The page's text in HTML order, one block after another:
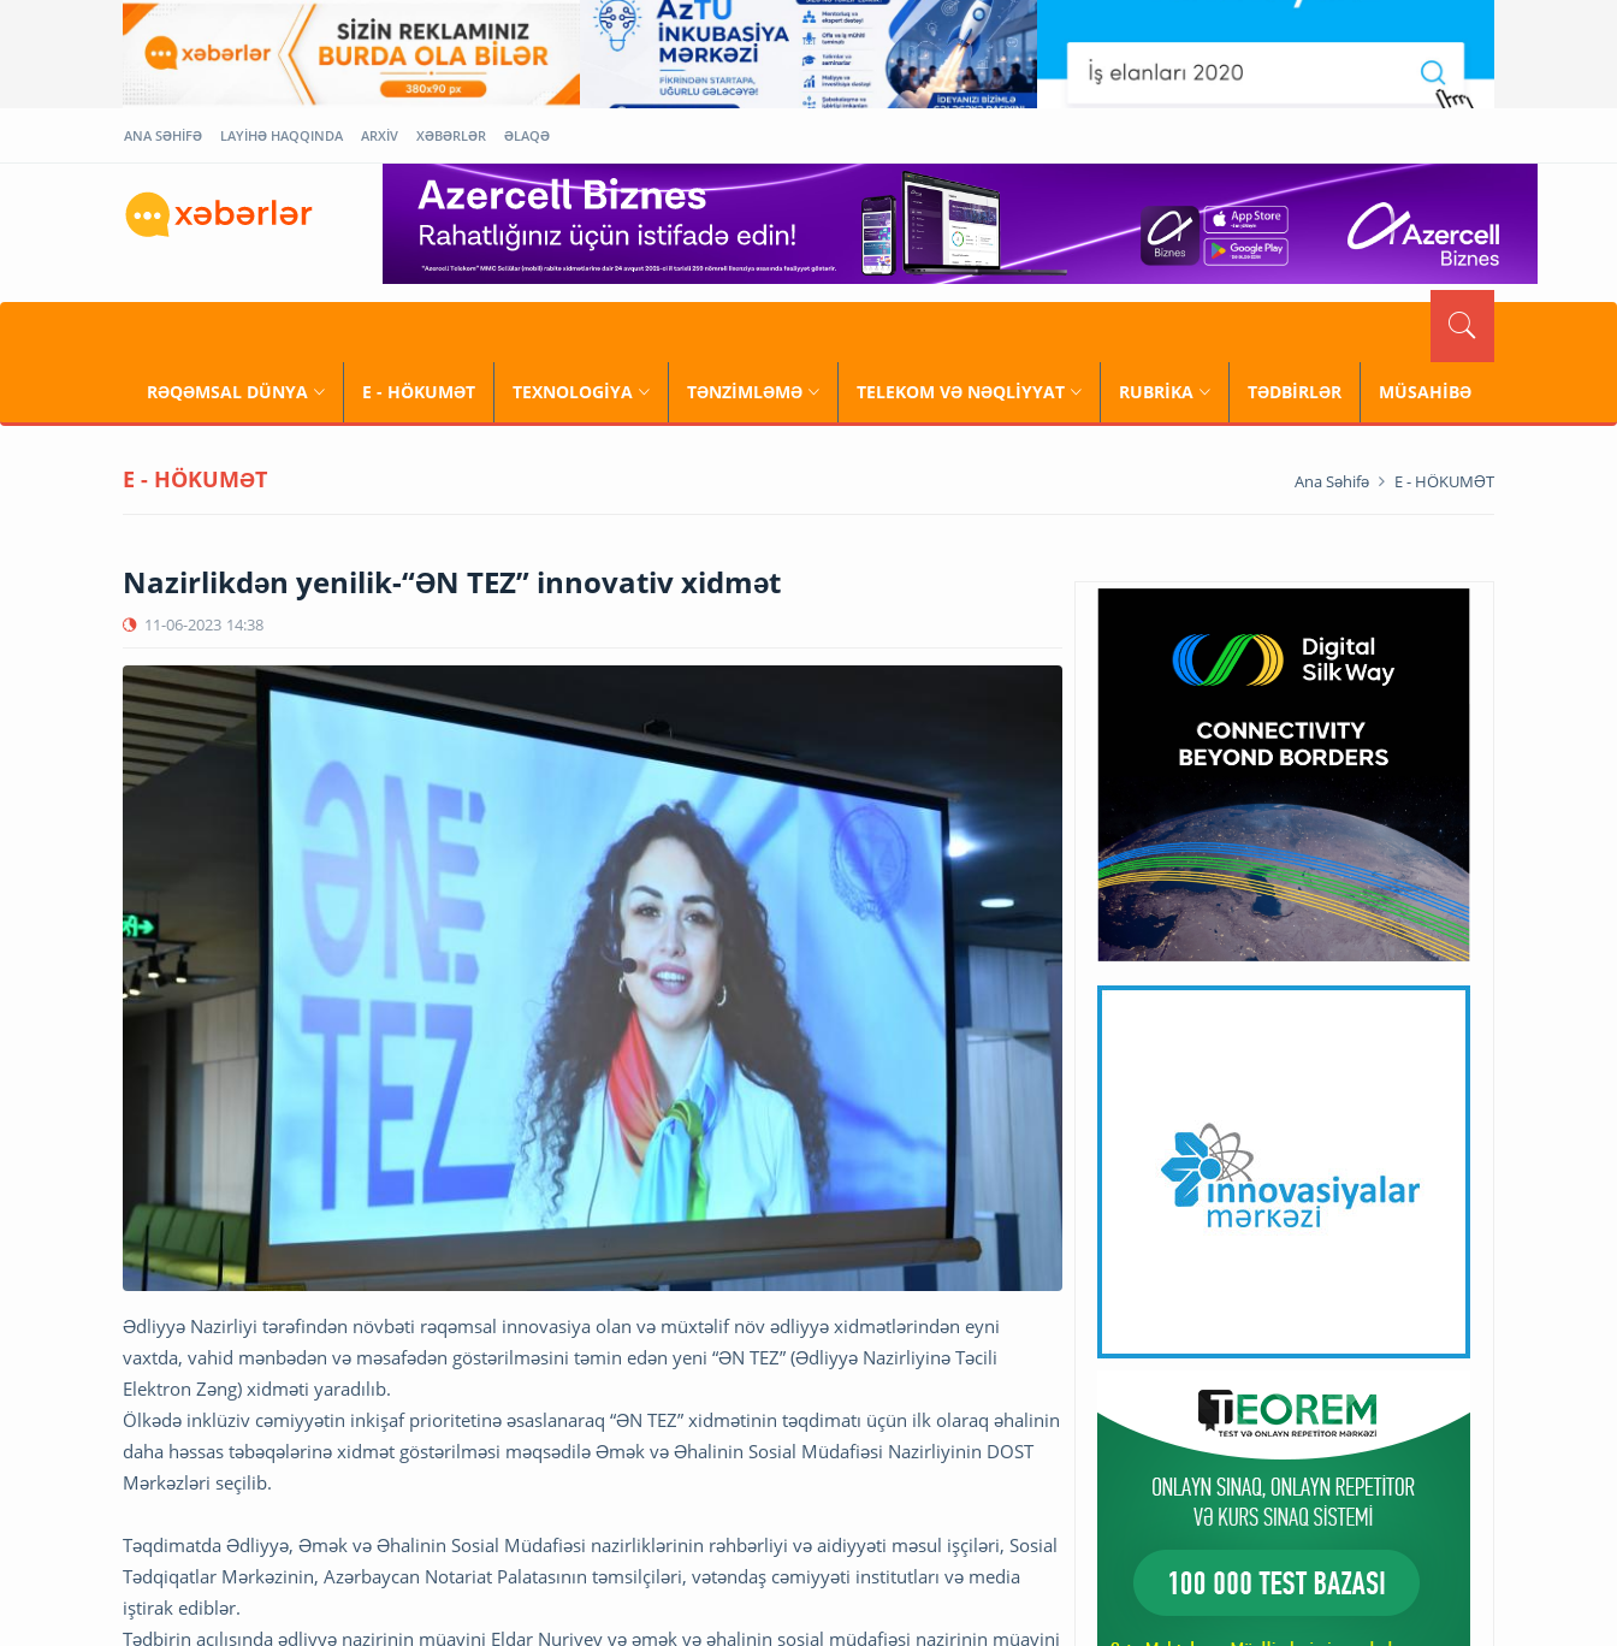
ANA SƏHİFƏ LAYİHƏ HAQQINDA ARXİV XƏBƏRLƏR ƏLAQƏ
RƏQƏMSAL DÜNYA E - HÖKUMƏT TEXNOLOGİYA TƏNZİMLƏMƏ TELEKOM VƏ NƏQLİYYAT RUBRİKA TƏDBİRLƏR MÜSAHİBƏ
E - HÖKUMƏT Ana Səhifə E - HÖKUMƏT
Nazirlikdən yenilik-“ƏN TEZ” innovativ xidmət
11-06-2023 14:38
Ədliyyə Nazirliyi tərəfindən növbəti rəqəmsal innovasiya olan və müxtəlif növ ədliyyə xidmətlərindən eyni
vaxtda, vahid mənbədən və məsafədən göstərilməsini təmin edən yeni “ƏN TEZ” (Ədliyyə Nazirliyinə Təcili
Elektron Zəng) xidməti yaradılıb.
Ölkədə inklüziv cəmiyyətin inkişaf prioritetinə əsaslanaraq “ƏN TEZ” xidmətinin təqdimatı üçün ilk olaraq əhalinin
daha həssas təbəqələrinə xidmət göstərilməsi məqsədilə Əmək və Əhalinin Sosial Müdafiəsi Nazirliyinin DOST
Mərkəzləri seçilib.
Təqdimatda Ədliyyə, Əmək və Əhalinin Sosial Müdafiəsi nazirliklərinin rəhbərliyi və aidiyyəti məsul işçiləri, Sosial
Tədqiqatlar Mərkəzinin, Azərbaycan Notariat Palatasının təmsilçiləri, vətəndaş cəmiyyəti institutları və media
iştirak ediblər.
Tədbirin açılışında ədliyyə nazirinin müavini Eldar Nuriyev və əmək və əhalinin sosial müdafiəsi nazirinin müavini